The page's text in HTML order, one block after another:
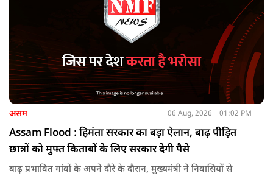
असम 06 Aug, 2026 01:02 PM
Assam Flood : हिमंता सरकार का बड़ा ऐलान, बाढ़ पीड़ित
छात्रों को मुफ्त किताबों के लिए सरकार देगी पैसे
बाढ़ प्रभावित गांवों के अपने दौरे के दौरान, मुख्यमंत्री ने निवासियों से